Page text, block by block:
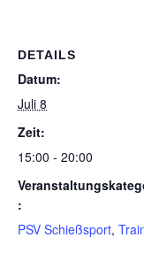
DETAILS
Datum:
Juli 8
Zeit:
15:00 - 20:00
:
PSV Schießsport,